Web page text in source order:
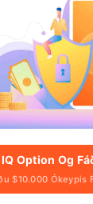
Option Og
$10.000 Ókeypis